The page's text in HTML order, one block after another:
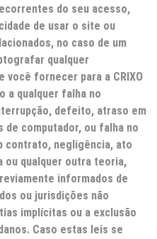
do seu acesso,
de usar o site ou
no caso de um
qualquer
você fornecer para a CRIXO
a qualquer falha no
defeito, atraso em
de computador, ou falha no
contrato, negligência, ato
qualquer outra teoria,
informados de
ou jurisdições não
implícitas ou a exclusão
Caso estas leis se